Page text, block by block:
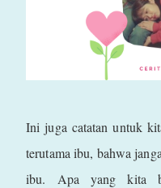
Ini juga catatan untuk
terutama ibu, bahwa
ibu. Apa yang kita